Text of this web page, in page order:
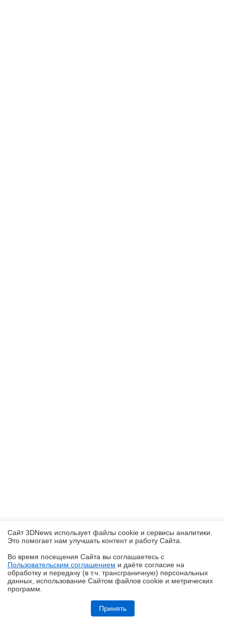
Обзор системы жидкостного охлаждения MSI MEG CoreLiquid E15
360: экран-водопад теперь и на СЖО
Сайт 3DNews использует файлы cookie и сервисы аналитики.
Это помогает нам улучшать контент и работу Cайта.
Во время посещения Cайта вы соглашаетесь с
Пользовательским соглашением и даёте согласие на
обработку и передачу (в т.ч. трансграничную) персональных
данных, использование Cайтом файлов cookie и метрических
программ.
Принять